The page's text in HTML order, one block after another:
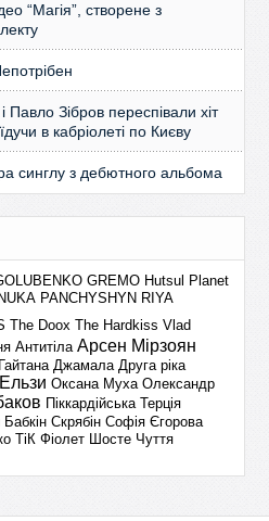
“Магія”, створене з
Павло Зібров переспівали хіт
в кабріолеті по Києву
синглу з дебютного альбома
GREMO Hutsul Planet
PANCHYSHYN RIYA
The Doox The Hardkiss Vlad
Антитіла Арсен Мірзоян
Гайтана Джамала Друга ріка
Оксана Муха Олександр
Піккардійська Терція
Бабкін Скрябін Софія Єгорова
ТіК Фіолет Шосте Чуття